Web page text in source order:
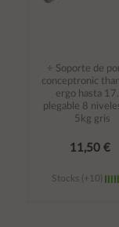
÷ Soporte de
conceptronic
ergo hasta
plegable 8
5kg gris
11,50 €
Stocks (+10)